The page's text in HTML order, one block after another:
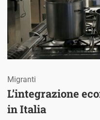
L’integrazione
in Italia
Migranti